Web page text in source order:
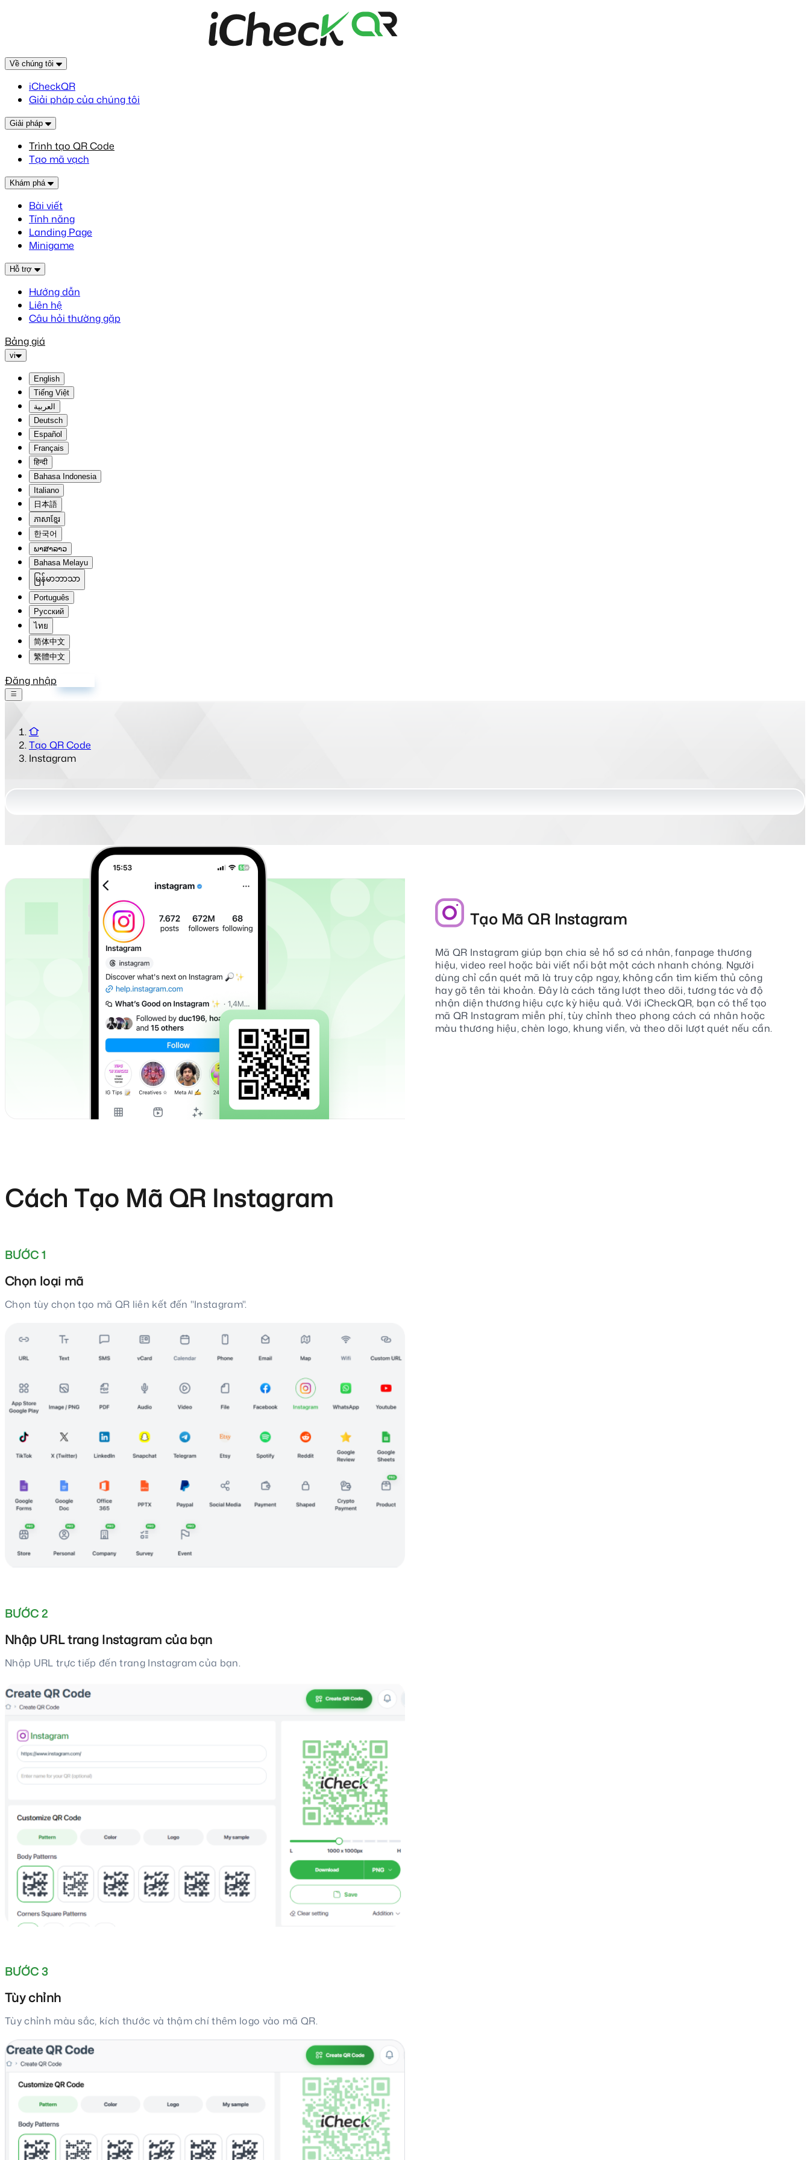
Về chúng tôi
iCheckQR
Giải pháp của chúng tôi
Giải pháp
Trình tạo QR Code
Tạo mã vạch
Khám phá
Bài viết
Tính năng
Landing Page
Minigame
Hỗ trợ
Hướng dẫn
Liên hệ
Câu hỏi thường gặp
Bảng giá
vi
English
Tiếng Việt
العربية
Deutsch
Español
Français
हिन्दी
Bahasa Indonesia
Italiano
日本語
ភាសាខ្មែរ
한국어
ພາສາລາວ
Bahasa Melayu
မြန်မာဘာသာ
Português
Русский
ไทย
简体中文
繁體中文
Đăng nhập
Tạo QR Code
Instagram
Tạo Mã QR Instagram
Mã QR Instagram giúp bạn chia sẻ hồ sơ cá nhân, fanpage thương
hiệu, video reel hoặc bài viết nổi bật một cách nhanh chóng. Người
dùng chỉ cần quét mã là truy cập ngay, không cần tìm kiếm thủ công
hay gõ tên tài khoản. Đây là cách tăng lượt theo dõi, tương tác và độ
nhận diện thương hiệu cực kỳ hiệu quả. Với iCheckQR, bạn có thể tạo
mã QR Instagram miễn phí, tùy chỉnh theo phong cách cá nhân hoặc
màu thương hiệu, chèn logo, khung viền, và theo dõi lượt quét nếu cần.
Cách Tạo Mã QR Instagram
BƯỚC 1
Chọn loại mã
Chọn tùy chọn tạo mã QR liên kết đến "Instagram".
BƯỚC 2
Nhập URL trang Instagram của bạn
Nhập URL trực tiếp đến trang Instagram của bạn.
BƯỚC 3
Tùy chỉnh
Tùy chỉnh màu sắc, kích thước và thậm chí thêm logo vào mã QR.